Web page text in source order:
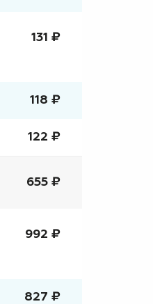
131 ₽
118 ₽
122 ₽
655 ₽
992 ₽
827 ₽